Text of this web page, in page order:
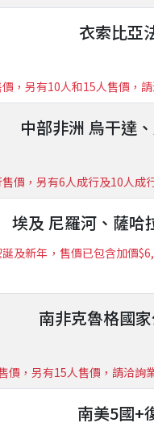
，另有10人和15人售價，請
衣索比亞
價，另有6人成行及10人成
中部非洲 烏干達
及新年，售價已包含加價
埃及 尼羅河、薩哈
價，另有15人售價，請洽詢
南非克魯格國
南美5國+